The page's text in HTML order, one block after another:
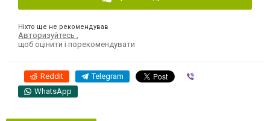
Ніхто ще не рекомендував
Авторизуйтесь
щоб оцінити і порекомендувати
Reddit Telegram
WhatsApp